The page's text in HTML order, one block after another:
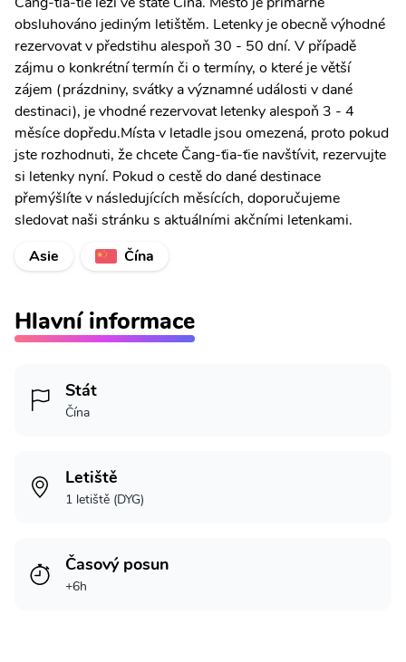
obsluhováno jediným letištěm. Letenky je obecně výhodné
rezervovat v předstihu alespoň 30 - 50 dní. V případě
zájmu o konkrétní termín či o termíny, o které je větší
zájem (prázdniny, svátky a významné události v dané
destinaci), je vhodné rezervovat letenky alespoň 3 - 4
měsíce dopředu.Místa v letadle jsou omezená, proto pokud
jste rozhodnuti, že chcete Čang-ťia-ťie navštívit, rezervujte
si letenky nyní. Pokud o cestě do dané destinace
přemýšlíte v následujících měsících, doporučujeme
sledovat naši stránku s aktuálními akčními letenkami.
Asie
Čína
Hlavní informace
Stát
Čína
Letiště
1 letiště (DYG)
Časový posun
+6h